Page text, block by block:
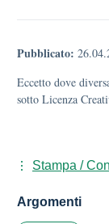
Pubblicato:
Eccetto dove
sotto Licenza
Stampa /
Argomenti